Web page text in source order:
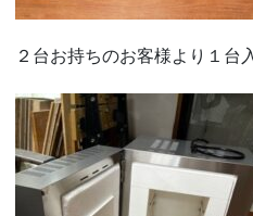
２台お持ちのお客様より１台